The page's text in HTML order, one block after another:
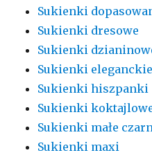
Sukienki
Sukienki dresowe
Sukienki
Sukienki eleganckie
Sukienki hiszpanki
Sukienki
Sukienki małe
Sukienki maxi